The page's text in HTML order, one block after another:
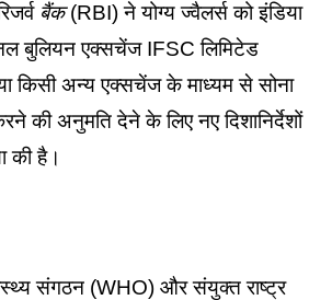
बैंक (RBI) ने योग्य ज्वैलर्स को इंडिया
बुलियन एक्सचेंज IFSC लिमिटेड
किसी अन्य एक्सचेंज के माध्यम से सोना
की अनुमति देने के लिए नए दिशानिर्देशों
की है।
संगठन (WHO) और संयुक्त राष्ट्र